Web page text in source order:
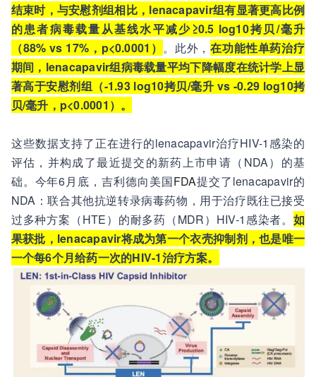
结束时，与安慰剂组相比，lenacapavir组有显著更高比例
的患者病毒载量从基线水平减少≥0.5 log10拷贝/毫升
（88% vs 17%，p<0.0001） 。此外，在功能性单药治疗
期间，lenacapavir组病毒载量平均下降幅度在统计学上显
著高于安慰剂组（-1.93 log10拷贝/毫升 vs -0.29 log10拷
贝/毫升，p<0.0001）。
这些数据支持了正在进行的lenacapavir治疗HIV-1感染的
评估，并构成了最近提交的新药上市申请（NDA）的基
础。今年6月底，吉利德向美国FDA提交了lenacapavir的
NDA：联合其他抗逆转录病毒药物，用于治疗既往已接受
过多种方案（HTE）的耐多药（MDR）HIV-1感染者。如
果获批，lenacapavir将成为第一个衣壳抑制剂，也是唯一
一个每6个月给药一次的HIV-1治疗方案。